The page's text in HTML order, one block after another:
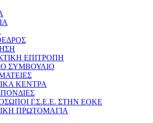
ΕΠΙΤΡΟΠΗ
ΣΥΜΒΟΥΛΙΟ
ΚΕΝΤΡΑ
Γ.Σ.Ε.Ε. ΣΤΗΝ ΕΟΚΕ
ΠΡΩΤΟΜΑΓΙΑ